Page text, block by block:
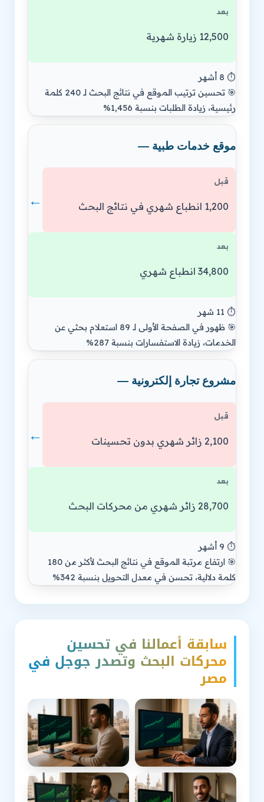
بعد
12,500 زيارة شهرية
⏱️ 8 أشهر
🎯 تحسين ترتيب الموقع في نتائج البحث لـ 240 كلمة
رئيسية، زيادة الطلبات بنسبة 1,456%
موقع خدمات طبية —
قبل
1,200 انطباع شهري في نتائج البحث ←
بعد
34,800 انطباع شهري
⏱️ 11 شهر
🎯 ظهور في الصفحة الأولى لـ 89 استعلام بحثي عن
الخدمات، زيادة الاستفسارات بنسبة 287%
مشروع تجارة إلكترونية —
قبل
2,100 زائر شهري بدون تحسينات ←
بعد
28,700 زائر شهري من محركات البحث
⏱️ 9 أشهر
🎯 ارتفاع مرتبة الموقع في نتائج البحث لأكثر من 180
كلمة دلالية، تحسن في معدل التحويل بنسبة 342%
سابقة أعمالنا في تحسين
محركات البحث وتصدر جوجل في
مصر